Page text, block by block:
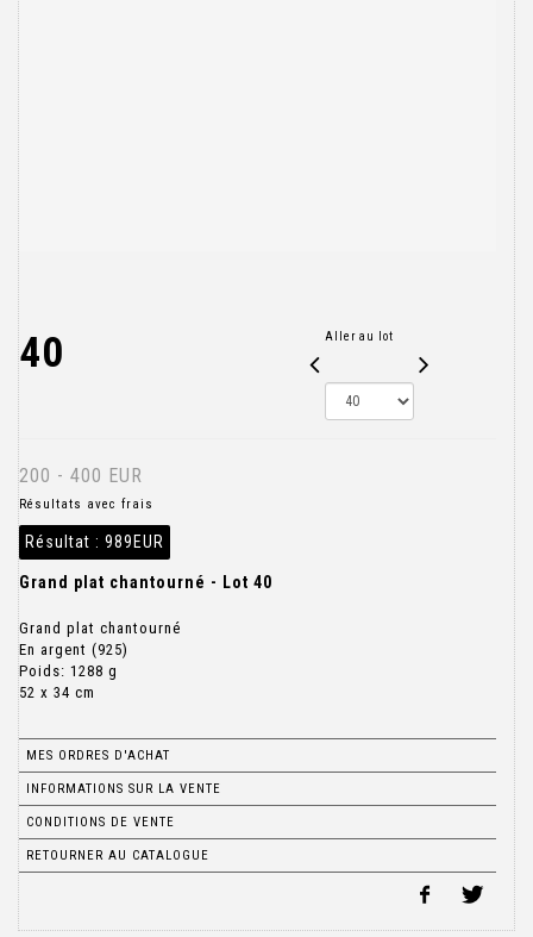
40 Aller au lot
200 - 400 EUR
Résultats avec frais
Résultat : 989EUR
Grand plat chantourné - Lot 40
Grand plat chantourné
En argent (925)
Poids: 1288 g
52 x 34 cm
MES ORDRES D'ACHAT
INFORMATIONS SUR LA VENTE
CONDITIONS DE VENTE
RETOURNER AU CATALOGUE